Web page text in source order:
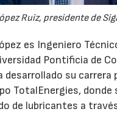
Ruiz, presidente de
es Ingeniero
Pontificia de
desarrollado su carrera
TotalEnergies, donde
de lubricantes a